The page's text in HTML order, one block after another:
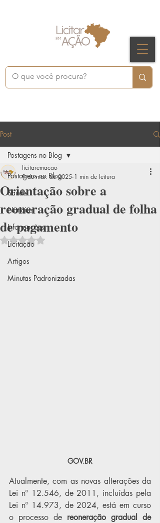
Post
Postagens no Blog
Saúde
Notícias
Informações
Licitação
Artigos
Minutas Padronizadas
Postagens no Blog
Orientação sobre a
reoneração gradual de folha
de pagamento
licitaremacao
9 de mar. de 2025 1 min de leitura
Avaliado com NaN de 5 estrelas.
GOV.BR
Atualmente, com as novas alterações da
Lei nº 12.546, de 2011, incluídas pela
Lei nº 14.973, de 2024, está em curso
o processo de reoneração gradual de